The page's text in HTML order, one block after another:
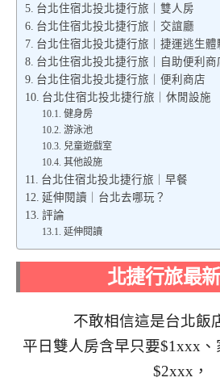
台北住宿北投北捷行旅｜雙人房
台北住宿北投北捷行旅｜交誼廳
台北住宿北投北捷行旅｜捷運逃生體
台北住宿北投北捷行旅｜自助便利商
台北住宿北投北捷行旅｜便利商店
台北住宿北投北捷行旅｜休閒設施
健身房
游泳池
兒童遊戲室
其他設施
台北住宿北投北捷行旅｜早餐
延伸閱讀｜台北去哪玩？
評論
延伸閱讀
北捷行旅最
不敢相信這是台北飯
平日雙人房含早只要$1xxx
$2xxx，